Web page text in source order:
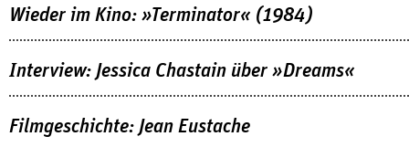
Wieder im Kino: »Terminator« (1984)
Interview: Jessica Chastain über »Dreams«
Filmgeschichte: Jean Eustache